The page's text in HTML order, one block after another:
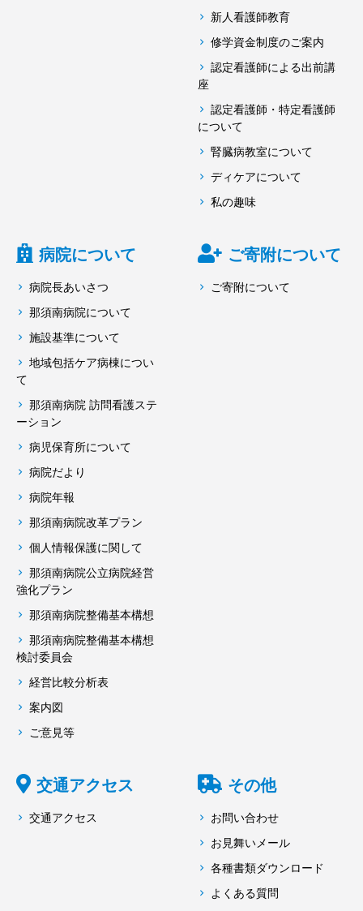
新人看護師教育
修学資金制度のご案内
認定看護師による出前講
座
認定看護師・特定看護師
について
腎臓病教室について
ディケアについて
私の趣味
病院について
病院長あいさつ
那須南病院について
施設基準について
地域包括ケア病棟につい
て
那須南病院 訪問看護ステ
ーション
病児保育所について
病院だより
病院年報
那須南病院改革プラン
個人情報保護に関して
那須南病院公立病院経営
強化プラン
那須南病院整備基本構想
那須南病院整備基本構想
検討委員会
経営比較分析表
案内図
ご意見等
ご寄附について
ご寄附について
交通アクセス
交通アクセス
その他
お問い合わせ
お見舞いメール
各種書類ダウンロード
よくある質問